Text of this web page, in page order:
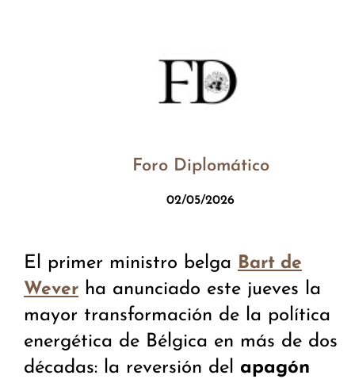
Foro Diplomático
02/05/2026
El primer ministro belga Bart de
Wever ha anunciado este jueves la
mayor transformación de la política
energética de Bélgica en más de dos
décadas: la reversión del apagón